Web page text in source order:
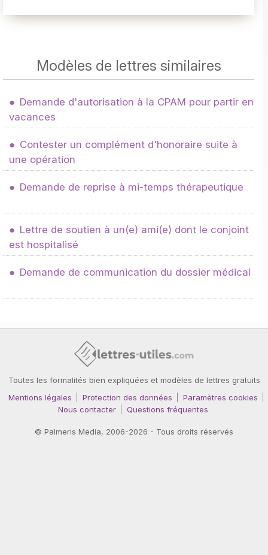
Modèles de lettres similaires
Demande d'autorisation à la CPAM pour partir en
vacances
Contester un complément d'honoraire suite à
une opération
Demande de reprise à mi-temps thérapeutique
Lettre de soutien à un(e) ami(e) dont le conjoint
est hospitalisé
Demande de communication du dossier médical
Toutes les formalités bien expliquées et modèles de lettres gratuits
Mentions légales
Protection des données
Paramètres cookies
Nous contacter
Questions fréquentes
© Palmeris Media, 2006-2026 - Tous droits réservés